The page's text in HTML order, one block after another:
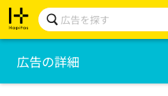
広告の詳細